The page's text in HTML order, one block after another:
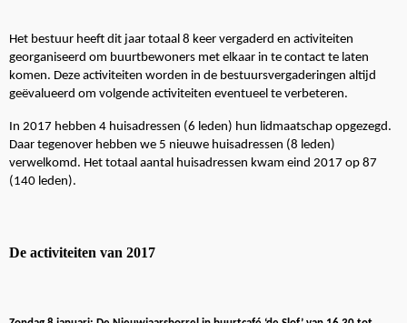
Het bestuur heeft dit jaar totaal 8 keer vergaderd en activiteiten
georganiseerd om buurtbewoners met elkaar in te contact te laten
komen. Deze activiteiten worden in de bestuursvergaderingen altijd
geëvalueerd om volgende activiteiten eventueel te verbeteren.
In 2017 hebben 4 huisadressen (6 leden) hun lidmaatschap opgezegd.
Daar tegenover hebben we 5 nieuwe huisadressen (8 leden)
verwelkomd. Het totaal aantal huisadressen kwam eind 2017 op 87
(140 leden).
De activiteiten van 2017